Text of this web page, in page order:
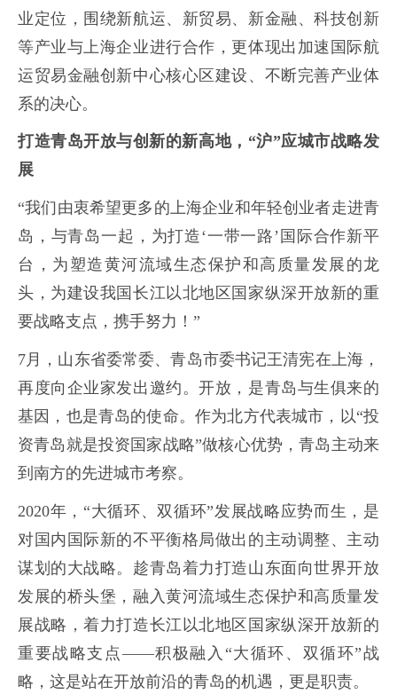
业定位，围绕新航运、新贸易、新金融、科技创新
等产业与上海企业进行合作，更体现出加速国际航
运贸易金融创新中心核心区建设、不断完善产业体
系的决心。
打造青岛开放与创新的新高地，“沪”应城市战略发
展
“我们由衷希望更多的上海企业和年轻创业者走进青
岛，与青岛一起，为打造‘一带一路’国际合作新平
台，为塑造黄河流域生态保护和高质量发展的龙
头，为建设我国长江以北地区国家纵深开放新的重
要战略支点，携手努力！”
7月，山东省委常委、青岛市委书记王清宪在上海，
再度向企业家发出邀约。开放，是青岛与生俱来的
基因，也是青岛的使命。作为北方代表城市，以“投
资青岛就是投资国家战略”做核心优势，青岛主动来
到南方的先进城市考察。
2020年，“大循环、双循环”发展战略应势而生，是
对国内国际新的不平衡格局做出的主动调整、主动
谋划的大战略。趁青岛着力打造山东面向世界开放
发展的桥头堡，融入黄河流域生态保护和高质量发
展战略，着力打造长江以北地区国家纵深开放新的
重要战略支点——积极融入“大循环、双循环”战
略，这是站在开放前沿的青岛的机遇，更是职责。